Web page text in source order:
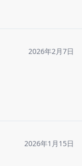
2026年2月7日
2026年1月15日